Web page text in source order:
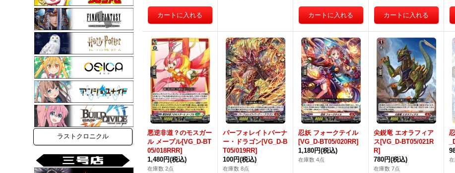
ラストクロニクル
悪逆非道？のモスガー
ル メープル[VG_D-BT
05/018RRR]
1,480円(税込)
在庫数 2点
パーフォレイトバーナ
ー・ドラゴン[VG_D-B
T05/019RR]
100円(税込)
在庫数 8点
忍妖 フォークテイル
[VG_D-BT05/020RR]
1,180円(税込)
在庫数 4点
尖鋭竜 エオラフィア
ス[VG_D-BT05/021R
R]
780円(税込)
在庫数 7点